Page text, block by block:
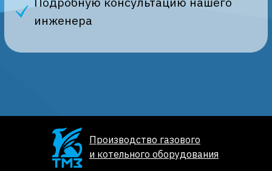
Производство газового
и котельного оборудования